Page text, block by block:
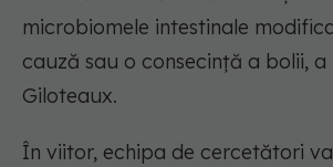
microbiomele intestinale
cauză sau o consecință a bolii,
Giloteaux.
În viitor, echipa de cercetători